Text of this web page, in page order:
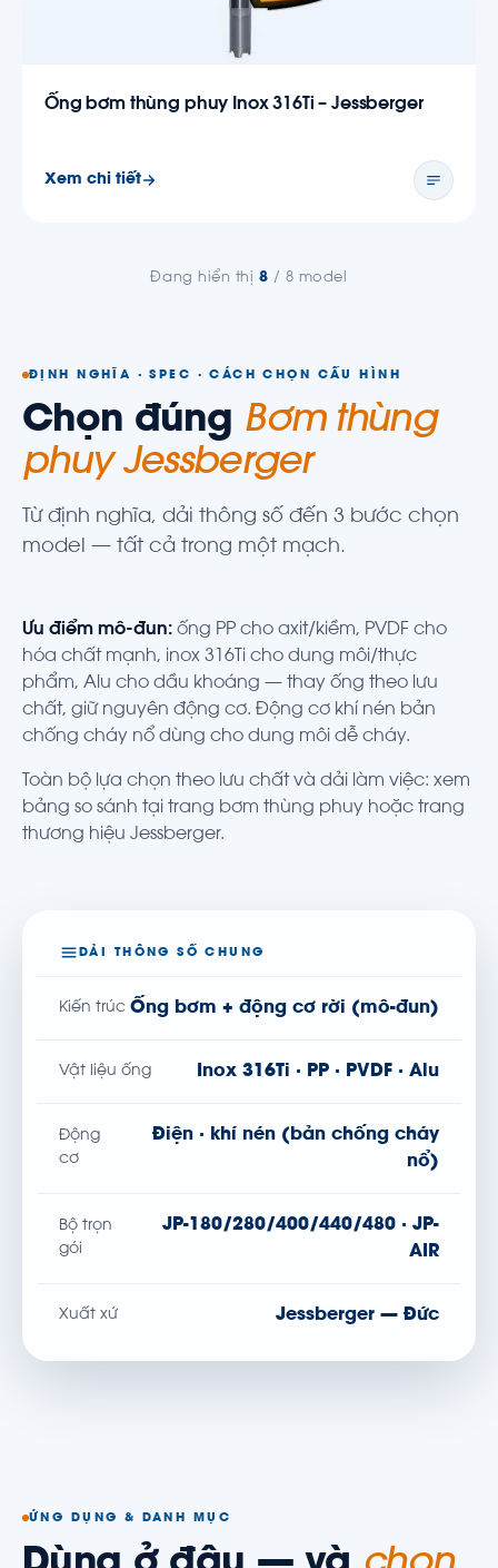
Ống bơm thùng phuy Inox 316Ti – Jessberger
Xem chi tiết
Đang hiển thị 8 / 8 model
ĐỊNH NGHĨA · SPEC · CÁCH CHỌN CẤU HÌNH
Chọn đúng Bơm thùng
phuy Jessberger
Từ định nghĩa, dải thông số đến 3 bước chọn
model — tất cả trong một mạch.
Ưu điểm mô-đun: ống PP cho axit/kiềm, PVDF cho
hóa chất mạnh, inox 316Ti cho dung môi/thực
phẩm, Alu cho dầu khoáng — thay ống theo lưu
chất, giữ nguyên động cơ. Động cơ khí nén bản
chống cháy nổ dùng cho dung môi dễ cháy.
Toàn bộ lựa chọn theo lưu chất và dải làm việc: xem
bảng so sánh tại trang bơm thùng phuy hoặc trang
thương hiệu Jessberger.
DẢI THÔNG SỐ CHUNG
Kiến trúc Ống bơm + động cơ rời (mô-đun)
Vật liệu ống Inox 316Ti · PP · PVDF · Alu
Động
cơ
Điện · khí nén (bản chống cháy
nổ)
Bộ trọn
gói
JP-180/280/400/440/480 · JP-
AIR
Xuất xứ Jessberger — Đức
ỨNG DỤNG & DANH MỤC